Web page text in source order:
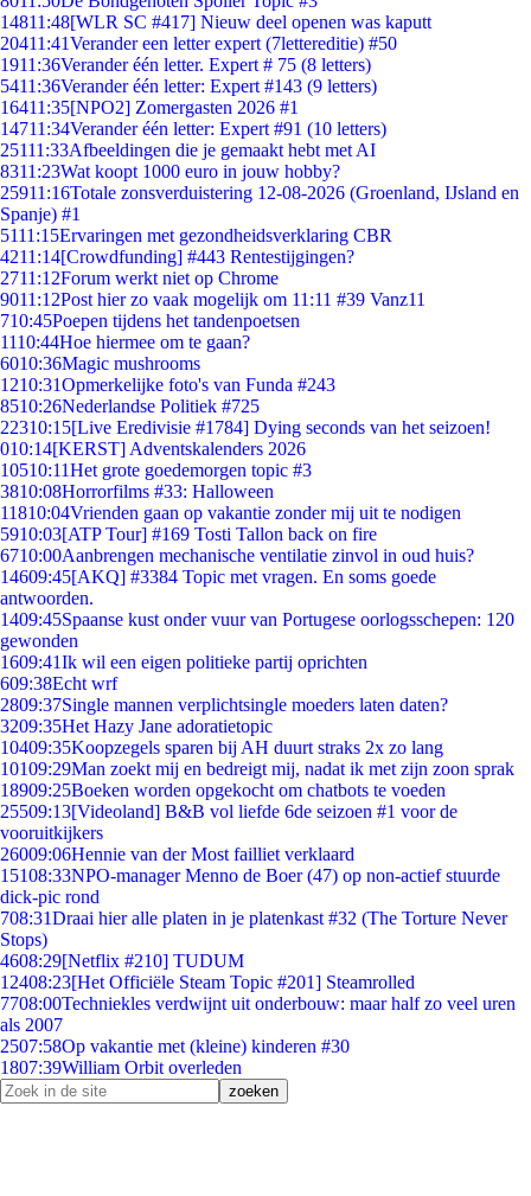
14811:48[WLR SC #417] Nieuw deel openen was kaputt
20411:41Verander een letter expert (7lettereditie) #50
1911:36Verander één letter. Expert # 75 (8 letters)
5411:36Verander één letter: Expert #143 (9 letters)
16411:35[NPO2] Zomergasten 2026 #1
14711:34Verander één letter: Expert #91 (10 letters)
25111:33Afbeeldingen die je gemaakt hebt met AI
8311:23Wat koopt 1000 euro in jouw hobby?
25911:16Totale zonsverduistering 12-08-2026 (Groenland, IJsland en
Spanje) #1
5111:15Ervaringen met gezondheidsverklaring CBR
4211:14[Crowdfunding] #443 Rentestijgingen?
2711:12Forum werkt niet op Chrome
9011:12Post hier zo vaak mogelijk om 11:11 #39 Vanz11
710:45Poepen tijdens het tandenpoetsen
1110:44Hoe hiermee om te gaan?
6010:36Magic mushrooms
1210:31Opmerkelijke foto's van Funda #243
8510:26Nederlandse Politiek #725
22310:15[Live Eredivisie #1784] Dying seconds van het seizoen!
010:14[KERST] Adventskalenders 2026
10510:11Het grote goedemorgen topic #3
3810:08Horrorfilms #33: Halloween
11810:04Vrienden gaan op vakantie zonder mij uit te nodigen
5910:03[ATP Tour] #169 Tosti Tallon back on fire
6710:00Aanbrengen mechanische ventilatie zinvol in oud huis?
14609:45[AKQ] #3384 Topic met vragen. En soms goede
antwoorden.
1409:45Spaanse kust onder vuur van Portugese oorlogsschepen: 120
gewonden
1609:41Ik wil een eigen politieke partij oprichten
609:38Echt wrf
2809:37Single mannen verplichtsingle moeders laten daten?
3209:35Het Hazy Jane adoratietopic
10409:35Koopzegels sparen bij AH duurt straks 2x zo lang
10109:29Man zoekt mij en bedreigt mij, nadat ik met zijn zoon sprak
18909:25Boeken worden opgekocht om chatbots te voeden
25509:13[Videoland] B&B vol liefde 6de seizoen #1 voor de
vooruitkijkers
26009:06Hennie van der Most failliet verklaard
15108:33NPO-manager Menno de Boer (47) op non-actief stuurde
dick-pic rond
708:31Draai hier alle platen in je platenkast #32 (The Torture Never
Stops)
4608:29[Netflix #210] TUDUM
12408:23[Het Officiële Steam Topic #201] Steamrolled
7708:00Techniekles verdwijnt uit onderbouw: maar half zo veel uren
als 2007
2507:58Op vakantie met (kleine) kinderen #30
1807:39William Orbit overleden